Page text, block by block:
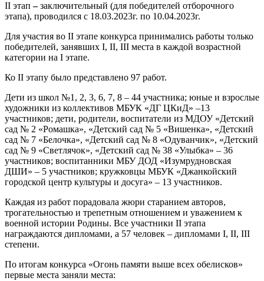
II этап–заключительный (для победителей отборочного
этапа), проводился с 18.03.2023г. по 10.04.2023г.
Для участия во II этапе конкурса принимались работы только
победителей, занявших I, II, III места в каждой возрастной
категории на I этапе.
Ко II этапу было представлено 97 работ.
Дети из школ №1, 2, 3, 6, 7, 8 – 44 участника; юные и взрослые
художники из коллективов МБУК «ДГ ЦКиД» –13
участников; дети, родители, воспитатели из МДОУ «Детский
сад № 2 «Ромашка», «Детский сад № 5 «Вишенка», «Детский
сад № 7 «Белочка», «Детский сад № 8 «Одуванчик», «Детский
сад № 9 «Светлячок», «Детский сад № 38 «Улыбка» – 36
участников; воспитанники МБУ ДОД «Изумрудновская
ДШИ» – 5 участников; кружковцы МБУК «Джанкойский
городской центр культуры и досуга» – 13 участников.
Каждая из работ порадовала жюри старанием авторов,
трогательностью и трепетным отношением и уважением к
военной истории Родины. Все участники II этапа
награждаются дипломами, а 57 человек – дипломами I, II, III
степени.
По итогам конкурса «Огонь памяти выше всех обелисков»
первые места заняли места: